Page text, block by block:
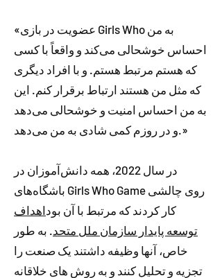
«عضویت در بازی Girls Who به من
احساس خوشحالی می‌کند و واقعاً با کسی
که هستم مرتبط هستم. و با افراد دیگری
که مثل من هستند ارتباط برقرار کنم. این
به من احساس امنیت و خوشحالی می‌دهد
و در روزم کمی شادی به من می‌دهد.»
در سال 2022، همه دانش‌آموزان در
باشگاه‌های Girls Who Game روی چالشی
کار کردند که مرتبط با آن بوداهداف
توسعه پایدار سازمان ملل متحد. به طور
خاص، آنها وظیفه داشتند یک صنعت را
تجزیه و تحلیل کنند و به روش های خلاقانه